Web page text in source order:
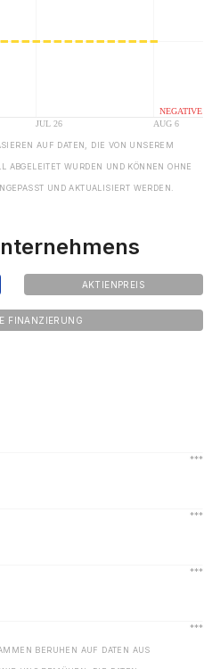
AUF DATEN, DIE VON UNSEREM
ABGELEITET WURDEN UND KÖNNEN OHNE
UND AKTUALISIERT WERDEN.
AKTIENPREIS
FINANZIERUNG
BERUHEN AUF DATEN AUS